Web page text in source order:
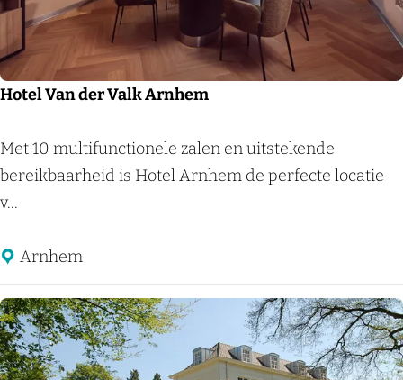
o
l
Hotel Van der Valk Arnhem
H
o
t
l
a
n
d
Met 10 multifunctionele zalen en uitstekende
bereikbaarheid is Hotel Arnhem de perfecte locatie
v...
Arnhem